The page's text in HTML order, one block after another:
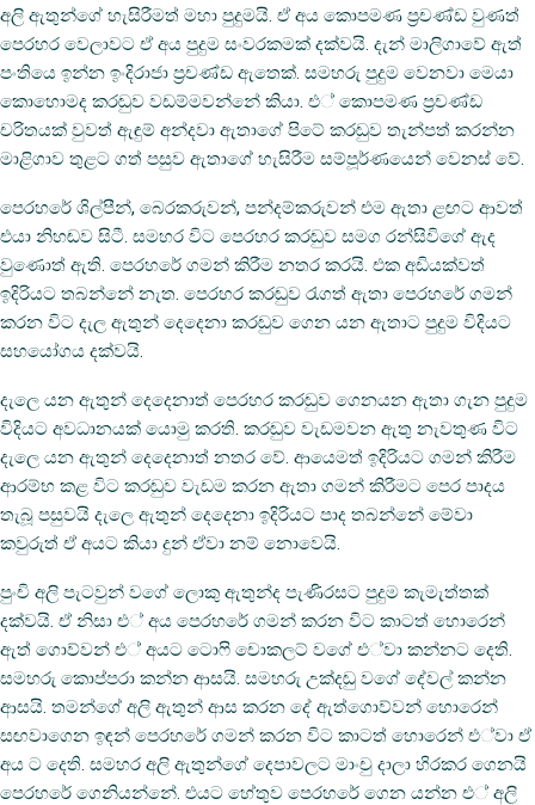
අලි ඇතුන්ගේ හැසිරීමත් මහා පුදුමයි. ඒ අය කොපමණ ප‍්‍රචණ්ඩ වුණත්
පෙරහර වෙලාවට ඒ අය පුදුම සංවරකමක් දක්වයි. දැන් මාලිගාවේ ඇත්
පංතියෙ ඉන්න ඉංදිරාජා ප‍්‍රචණ්ඩ ඇතෙක්. සමහරු පුදුම වෙනවා මෙයා
කොහොමද කරඬුව වඩම්මවන්නේ කියා. එ් කොපමණ ප‍්‍රචණ්ඩ
චරිතයක් වුවත් ඇඳුම් අන්දවා ඇතාගේ පිටේ කරඬුව තැන්පත් කරන්න
මාළිගාව තුළට ගත් පසුව ඇතාගේ හැසිරීම සම්පූර්ණයෙන් වෙනස් වේ.
පෙරහරේ ශිල්පීන්, බෙරකරුවන්, පන්දම්කරුවන් එම ඇතා ළඟට ආවත්
එයා නිහඬව සිටී. සමහර විට පෙරහර කරඬුව සමග රන්සිවිගේ ඇද
වුණොත් ඇති. පෙරහරේ ගමන් කිරීම නතර කරයි. එක අඩියක්වත්
ඉදිරියට තබන්නේ නැත. පෙරහර කරඬුව රැගත් ඇතා පෙරහරේ ගමන්
කරන විට දැල ඇතුන් දෙදෙනා කරඬුව ගෙන යන ඇතාට පුදුම විදියට
සහයෝගය දක්වයි.
දැලෙ යන ඇතුන් දෙදෙනාත් පෙරහර කරඬුව ගෙනයන ඇතා ගැන පුදුම
විදියට අවධානයක් යොමු කරති. කරඬුව වැඩමවන ඇතු නැවතුණ විට
දැලෙ යන ඇතුන් දෙදෙනාත් නතර වේ. ආයෙමත් ඉදිරියට ගමන් කිරීම
ආරම්භ කළ විට කරඬුව වැඩම කරන ඇතා ගමන් කිරීමට පෙර පාදය
තැබූ පසුවයි දැලෙ ඇතුන් දෙදෙනා ඉදිරියට පාද තබන්නේ මේවා
කවුරුත් ඒ අයට කියා දුන් ඒවා නම් නොවෙයි.
පුංචි අලි පැටවුන් වගේ ලොකු ඇතුන්ද පැණිරසට පුදුම කැමැත්තක්
දක්වයි. ඒ නිසා එ් අය පෙරහරේ ගමන් කරන විට කාටත් හොරෙන්
ඇත් ගොව්වන් එ් අයට ටොෆි චොකලට් වගේ එ්වා කන්නට දෙති.
සමහරු කොප්පරා කන්න ආසයි. සමහරු උක්දඬු වගේ දේවල් කන්න
ආසයි. තමන්ගේ අලි ඇතුන් ආස කරන දේ ඇත්ගොව්වන් හොරෙන්
සඟවාගෙන ඉඳන් පෙරහරේ ගමන් කරන විට කාටත් හොරෙන් එ්වා ඒ
අය ට දෙති. සමහර අලි ඇතුන්ගේ දෙපාවලට මාංචු දාලා හිරකර ගෙනයි
පෙරහරේ ගෙනියන්නේ. එයට හේතුව පෙරහරේ ගෙන යන්න එ් අලි